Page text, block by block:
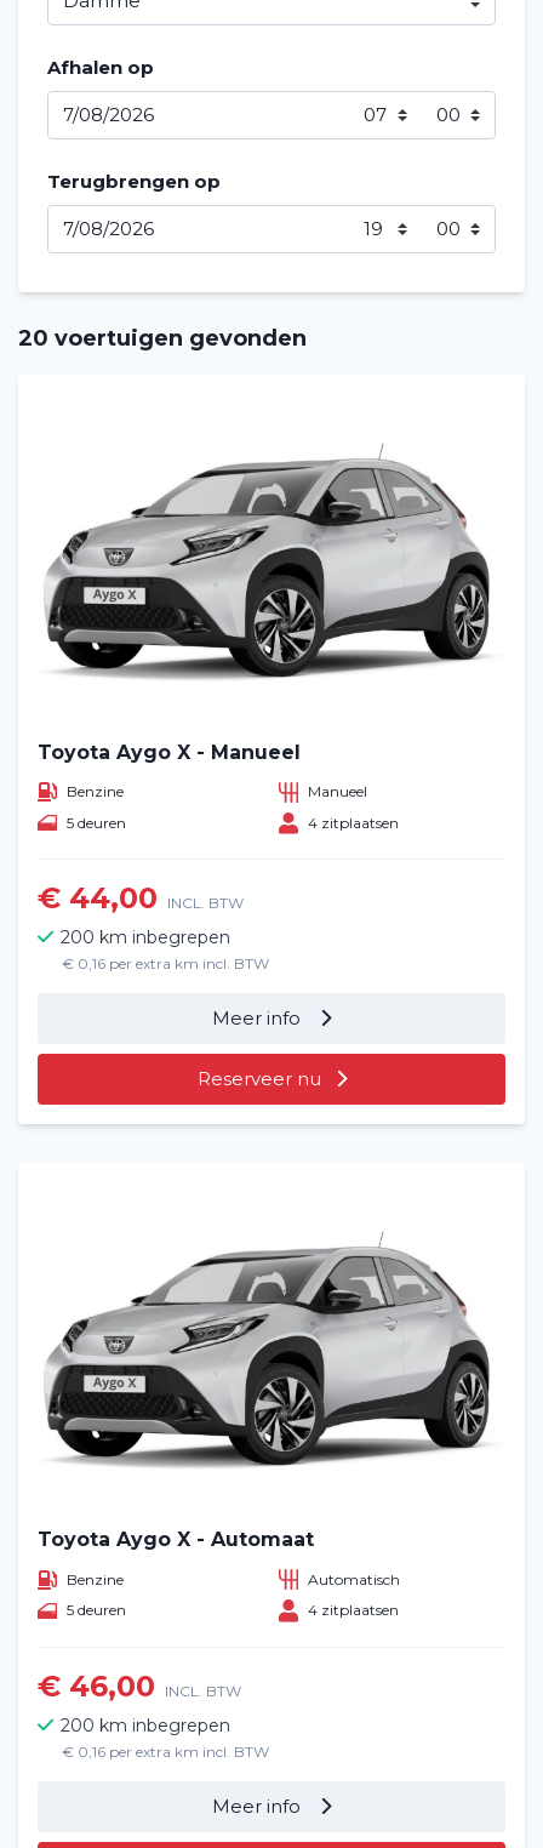
Afhalen op
Terugbrengen op
20 voertuigen gevonden
Toyota Aygo X - Manueel
Benzine
Manueel
5 deuren
4 zitplaatsen
€ 44,00 INCL. BTW
200 km inbegrepen
€ 0,16 per extra km incl. BTW
Meer info
Reserveer nu
Toyota Aygo X - Automaat
Benzine
Automatisch
5 deuren
4 zitplaatsen
€ 46,00 INCL. BTW
200 km inbegrepen
€ 0,16 per extra km incl. BTW
Meer info